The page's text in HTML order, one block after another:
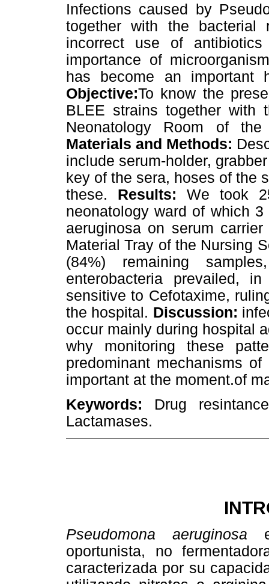
Infections caused by
together with the bacterial
incorrect use of
importance of
has become an important
Objective:To know the
BLEE strains together with
Neonatology Room of
Materials and Methods:
include serum-holder,
key of the sera, hoses of the
these. Results: We took
neonatology ward of which
aeruginosa on serum
Material Tray of the Nursing
(84%) remaining
enterobacteria prevailed,
sensitive to Cefotaxime,
the hospital. Discussion:
occur mainly during hospital
why monitoring these
predominant mechanisms
important at the moment.of
Keywords: Drug
Lactamases.
Pseudomona aeruginosa
oportunista, no
caracterizada por su